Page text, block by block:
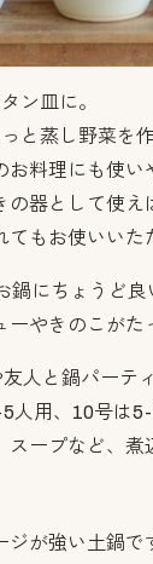
ン皿に。
と蒸し野菜を
お料理にも使
の器として使
てもお使いいた
にちょうど良
ーやきのこがた
人と鍋パーテ
人用、10号は
スープなど、
ジが強い土鍋で